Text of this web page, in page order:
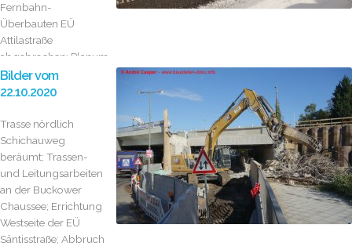
Fernbahn-
Überbauten EÜ
Attilastraße
abgebrochen; Planum
im PFA 4...
Bilder vom
22.10.2020
Trasse nördlich
Schichauweg
beräumt; Trassen-
und Leitungsarbeiten
an der Buckower
Chaussee; Errichtung
Westseite der EÜ
Säntisstraße; Abbruch